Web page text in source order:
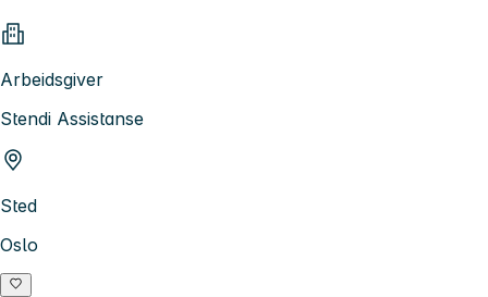
Arbeidsgiver
Stendi Assistanse
Sted
Oslo